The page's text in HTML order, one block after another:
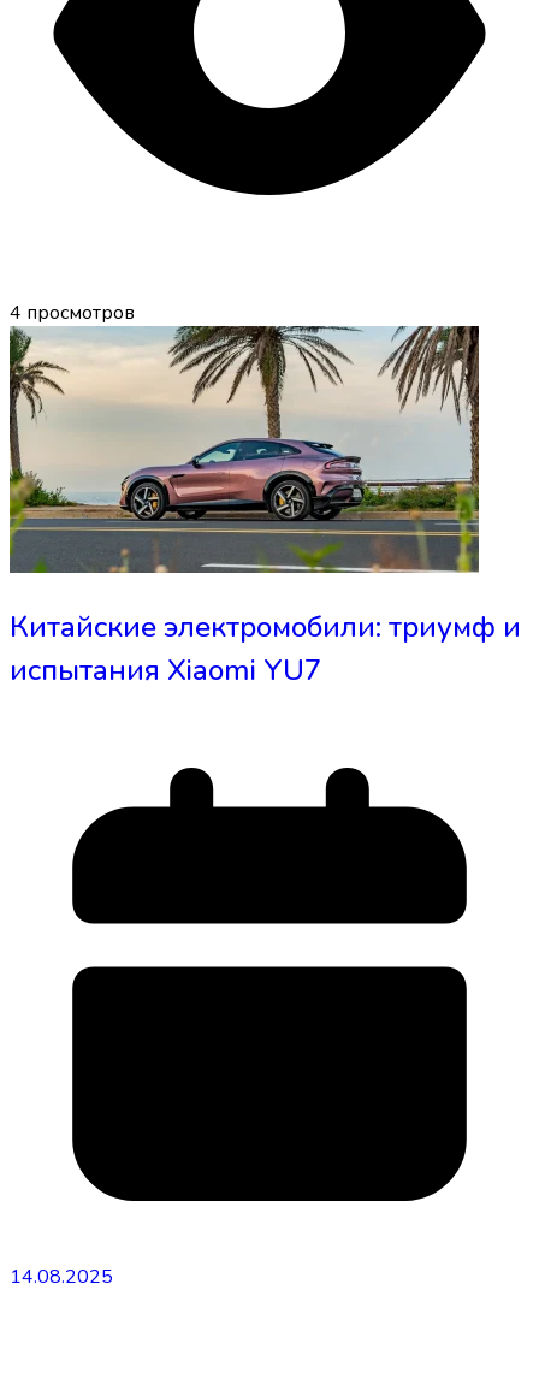
4 просмотров
Китайские электромобили: триумф и
испытания Xiaomi YU7
14.08.2025